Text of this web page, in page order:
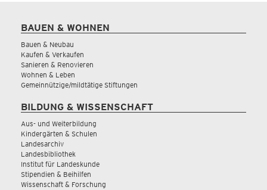
BAUEN & WOHNEN
Bauen & Neubau
Kaufen & Verkaufen
Sanieren & Renovieren
Wohnen & Leben
Gemeinnützige/mildtätige Stiftungen
BILDUNG & WISSENSCHAFT
Aus- und Weiterbildung
Kindergärten & Schulen
Landesarchiv
Landesbibliothek
Institut für Landeskunde
Stipendien & Beihilfen
Wissenschaft & Forschung